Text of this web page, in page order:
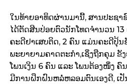
ໃນທ້າຍອາທິດຜ່ານມານີ້, ສານປະຊ
ໄດ້ຕັດສີນປ່ອຍຕົວນັກໂທດຈຳນວນ
ຄະດີຢາເສບຕິດ, 2 ຄົນ ແມ່ນຄະດີປຸ້ນ
ພະຍາຍາມຄາດຕະກຳ,ເຊິ່ງຖືກຄຸມ ຂັ
ໂພນເງິນ 6 ຄົນ ແລະ ໂພນຕ້ອງໜຶ່ງ
ມີການຝຶກຝົນຫລໍ່ຫລອມຕົນເອງດີ, ເປັ